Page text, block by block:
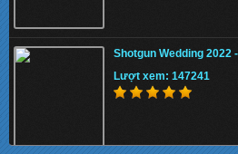
Shotgun Wedding
Lượt xem: 147241